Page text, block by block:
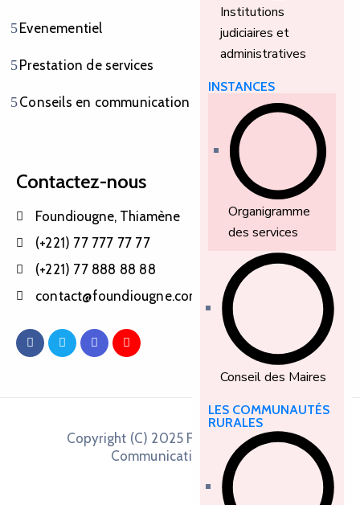
Institutions
judiciaires et
administratives
INSTANCES
Organigramme
des services
Conseil des Maires
LES COMMUNAUTÉS
RURALES
Evenementiel
Prestation de services
Conseils en communication
Contactez-nous
Foundiougne, Thiamène
(+221) 77 777 77 77
(+221) 77 888 88 88
contact@foundiougne.com
Copyright (C) 2025 Fadoum Business
Communication Group